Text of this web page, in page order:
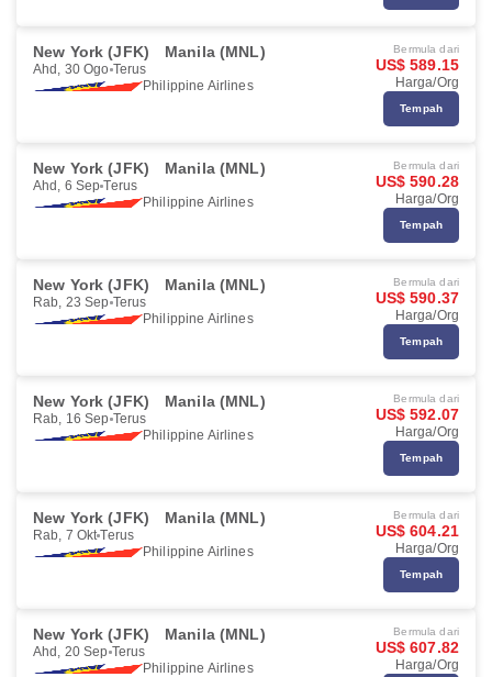
New York (JFK) Manila (MNL)
Ahd, 30 Ogo Terus
Philippine Airlines
Bermula dari
US$ 589.15
Harga/Org
Tempah
New York (JFK) Manila (MNL)
Ahd, 6 Sep Terus
Philippine Airlines
Bermula dari
US$ 590.28
Harga/Org
Tempah
New York (JFK) Manila (MNL)
Rab, 23 Sep Terus
Philippine Airlines
Bermula dari
US$ 590.37
Harga/Org
Tempah
New York (JFK) Manila (MNL)
Rab, 16 Sep Terus
Philippine Airlines
Bermula dari
US$ 592.07
Harga/Org
Tempah
New York (JFK) Manila (MNL)
Rab, 7 Okt Terus
Philippine Airlines
Bermula dari
US$ 604.21
Harga/Org
Tempah
New York (JFK) Manila (MNL)
Ahd, 20 Sep Terus
Philippine Airlines
Bermula dari
US$ 607.82
Harga/Org